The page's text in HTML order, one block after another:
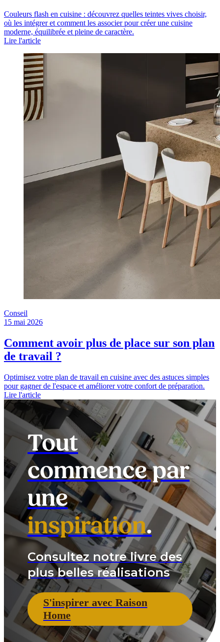
Couleurs flash en cuisine : découvrez quelles teintes vives choisir,
où les intégrer et comment les associer pour créer une cuisine
moderne, équilibrée et pleine de caractère.
Lire l'article
Conseil
15 mai 2026
Comment avoir plus de place sur son plan
de travail ?
Optimisez votre plan de travail en cuisine avec des astuces simples
pour gagner de l'espace et améliorer votre confort de préparation.
Lire l'article
Tout
commence par
une
inspiration.
Consultez notre livre des
plus belles réalisations
S'inspirer avec Raison
Home